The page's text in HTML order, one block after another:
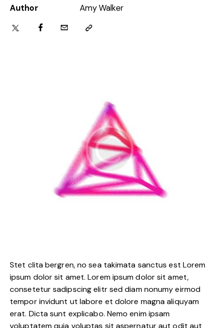
Author
Amy Walker
Stet clita bergren, no sea takimata sanctus est Lorem
ipsum dolor sit amet. Lorem ipsum dolor sit amet,
consetetur sadipscing elitr sed diam nonumy eirmod
tempor invidunt ut labore et dolore magna aliquyam
erat. Dicta sunt explicabo. Nemo enim ipsam
voluptatem quia voluptas sit aspernatur aut odit aut